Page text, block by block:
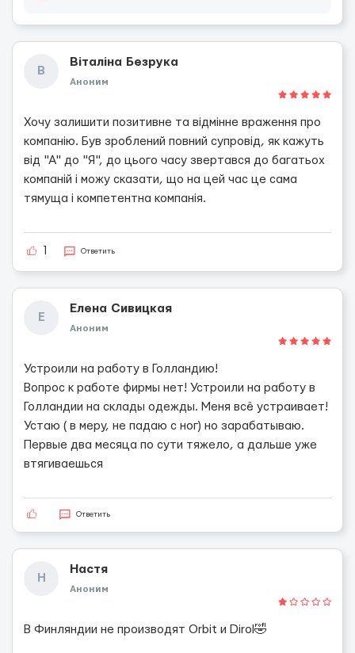
В
Віталіна Безрука
Аноним
Хочу залишити позитивне та відмінне враження про
компанію. Був зроблений повний супровід, як кажуть
від "А" до "Я", до цього часу звертався до багатьох
компаній і можу сказати, що на цей час це сама
тямуща і компетентна компанія.
Ответить
Е
Елена Сивицкая
Аноним
Устроили на работу в Голландию!
Вопрос к работе фирмы нет! Устроили на работу в
Голландии на склады одежды. Меня всё устраивает!
Устаю ( в меру, не падаю с ног) но зарабатываю.
Первые два месяца по сути тяжело, а дальше уже
втягиваешься
Ответить
Н
Настя
Аноним
В Финляндии не производят Orbit и Dirol🤣